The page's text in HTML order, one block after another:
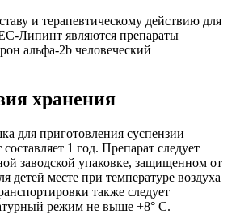
и терапевтическому действию для
Липинт являются препараты
альфа-2b человеческий
хранения
для приготовления суспензии
1 год. Препарат следует
заводской упаковке, защищенном от
детей месте при температуре воздуха
также следует
режим не выше +8° С.